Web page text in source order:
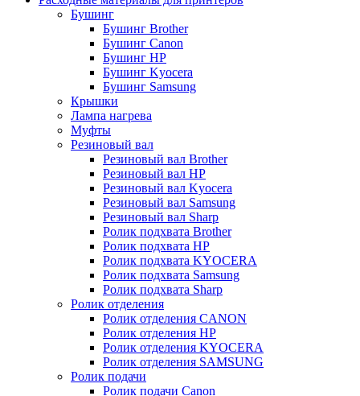
Бушинг
Бушинг Brother
Бушинг Canon
Бушинг HP
Бушинг Kyocera
Бушинг Samsung
Крышки
Лампа нагрева
Муфты
Резиновый вал
Резиновый вал Brother
Резиновый вал HP
Резиновый вал Kyocera
Резиновый вал Samsung
Резиновый вал Sharp
Ролик подхвата Brother
Ролик подхвата HP
Ролик подхвата KYOCERA
Ролик подхвата Samsung
Ролик подхвата Sharp
Ролик отделения
Ролик отделения CANON
Ролик отделения HP
Ролик отделения KYOCERA
Ролик отделения SAMSUNG
Ролик подачи
Ролик подачи Canon